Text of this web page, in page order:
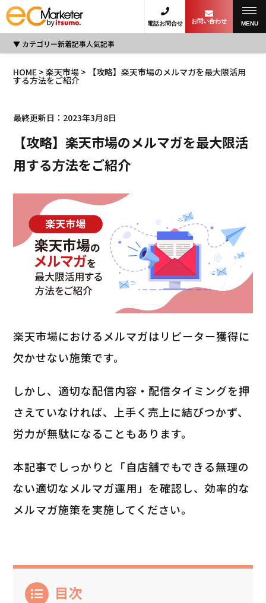
電話お問合せ お問い合わせ MENU
カテゴリー新着記事人気記事
HOME >楽天市場 > 【攻略】楽天市場のメルマガを最大限活用
する方法をご紹介
最終更新日：2023年3月8日
【攻略】楽天市場のメルマガを最大限活
用する方法をご紹介
楽天市場におけるメルマガはリピーター獲得に
欠かせない施策です。
しかし、適切な配信内容・配信タイミングを押
さえていなければ、上手く売上に結びつかず、
労力が無駄になることもあります。
本記事でしっかりと「自店舗でもできる無理の
ない適切なメルマガ運用」を確認し、効率的な
メルマガ施策を実施してください。
目次